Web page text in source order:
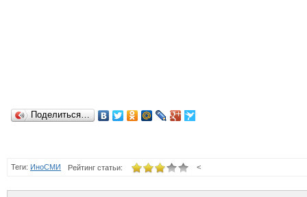
Поделиться…
Теги: ИноСМИ <
Рейтинг статьи: